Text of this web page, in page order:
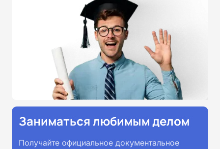
Заниматься любимым делом
Получайте официальное документальное